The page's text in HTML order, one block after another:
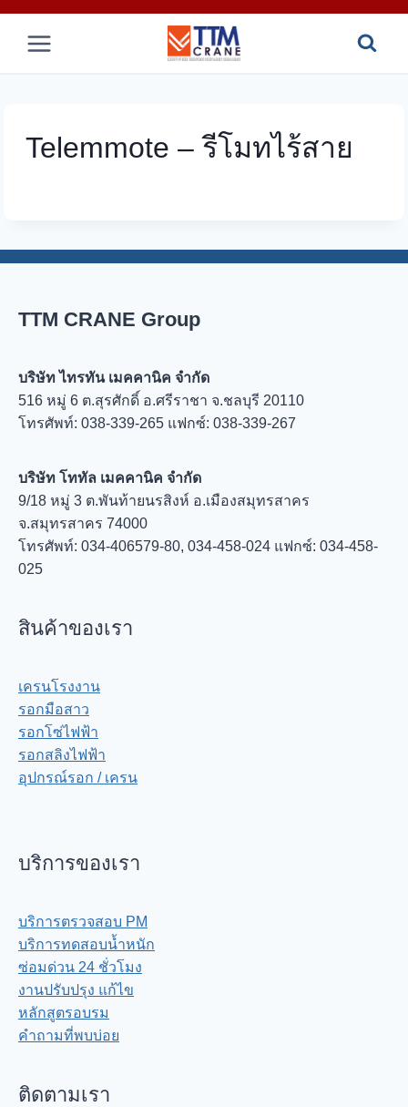
Skip
content
Telemmote – รีโมทไร้สาย
TTM CRANE Group
บริษัท ไทรทัน เมคคานิค จำกัด
516 หมู่ 6 ต.สุรศักดิ์ อ.ศรีราชา จ.ชลบุรี 20110
โทรศัพท์: 038-339-265 แฟกซ์: 038-339-267
บริษัท โททัล เมคคานิค จำกัด
9/18 หมู่ 3 ต.พันท้ายนรสิงห์ อ.เมืองสมุทรสาคร
จ.สมุทรสาคร 74000
โทรศัพท์: 034-406579-80, 034-458-024 แฟกซ์: 034-458-
025
สินค้าของเรา
เครนโรงงาน
รอกมือสาว
รอกโซ่ไฟฟ้า
รอกสลิงไฟฟ้า
อุปกรณ์รอก / เครน
บริการของเรา
บริการตรวจสอบ PM
บริการทดสอบน้ำหนัก
ซ่อมด่วน 24 ชั่วโมง
งานปรับปรุง แก้ไข
หลักสูตรอบรม
คำถามที่พบบ่อย
ติดตามเรา